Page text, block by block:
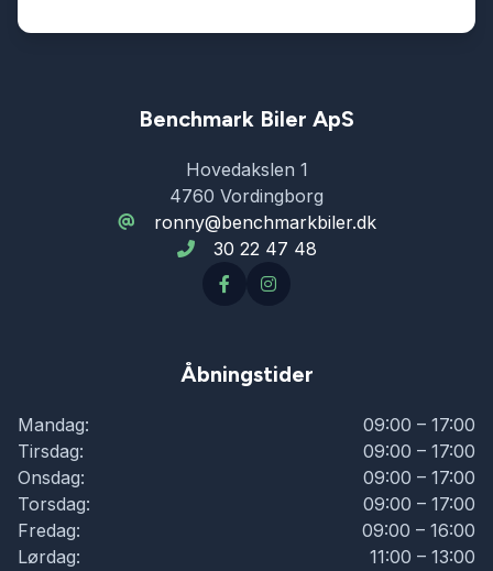
Benchmark Biler ApS
Hovedakslen 1
4760 Vordingborg
ronny@benchmarkbiler.dk
30 22 47 48
Åbningstider
Mandag:
09:00 – 17:00
Tirsdag:
09:00 – 17:00
Onsdag:
09:00 – 17:00
Torsdag:
09:00 – 17:00
Fredag:
09:00 – 16:00
Lørdag:
11:00 – 13:00